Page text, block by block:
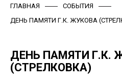
ГЛАВНАЯ
СОБЫТИЯ
ДЕНЬ ПАМЯТИ Г.К. ЖУКОВА
ДЕНЬ ПАМЯТИ Г.К.
(СТРЕЛКОВКА)